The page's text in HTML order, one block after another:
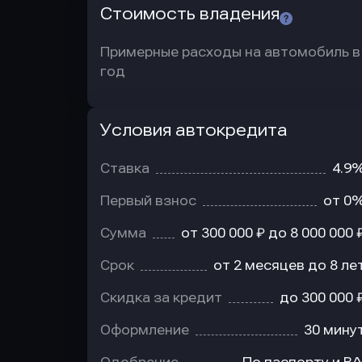
Стоимость владения
Примерные расходы на автомобиль в
год
Условия автокредита
Ставка
Первый взнос от
Сумма от 300 000 ₽ до 8 000 000
Срок от 2 месяцев до 8
Скидка за кредит до 300 000
Оформление 30